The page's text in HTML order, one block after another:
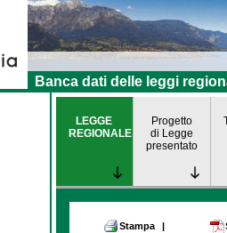
Banca dati delle leggi
LEGGE
REGIONALE
Progetto
di Legge
presentato
Stampa |